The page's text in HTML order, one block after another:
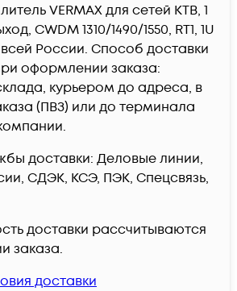
VERMAX для сетей КТВ, 1
CWDM 1310/1490/1550, RT1, 1U
России. Способ доставки
оформлении заказа:
курьером до адреса, в
(ПВЗ) или до терминала
доставки: Деловые линии,
СДЭК, КСЭ, ПЭК, Спецсвязь,
доставки рассчитываются
заказа.
доставки